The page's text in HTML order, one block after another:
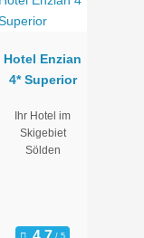
Hotel Enzian
4* Superior
Ihr Hotel im
Skigebiet
Sölden